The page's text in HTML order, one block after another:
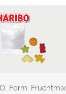
Form: Fruchtmix